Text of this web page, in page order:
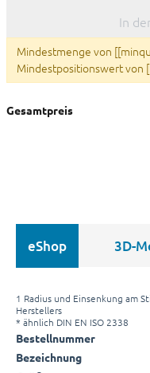
In
Mindestmenge von
Mindestpositionswert von
Gesamtpreis
eShop 3D-
1 Radius und Einsenkung am
Herstellers
* ähnlich DIN EN ISO 2338
Bestellnummer
Bezeichnung